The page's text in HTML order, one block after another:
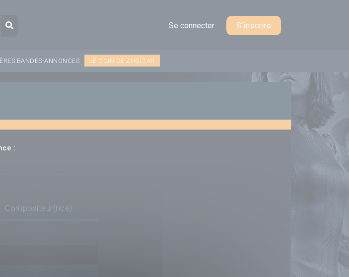
Recherche
Se connecter S'inscrire
BANDES-ANNONCES LE COIN DE ZHOLTAR
:
Compositeur(rice)